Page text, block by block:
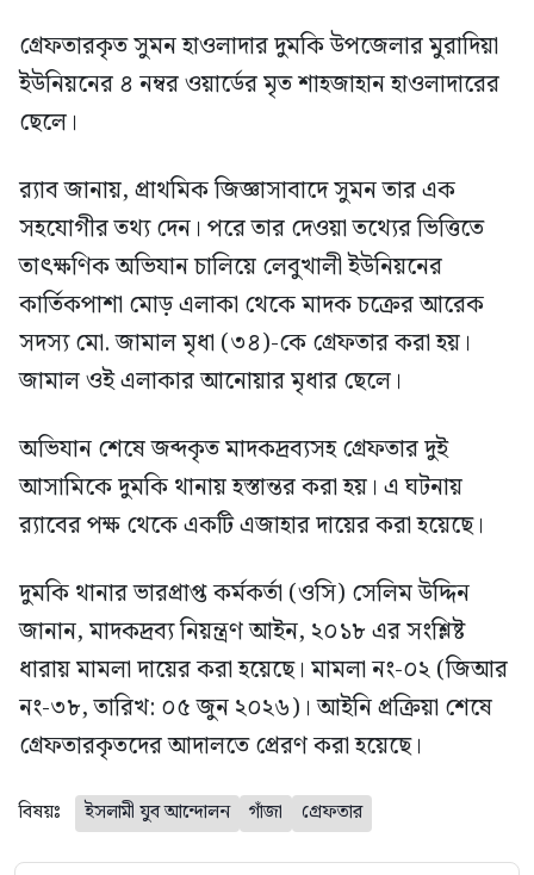
গ্রেফতারকৃত সুমন হাওলাদার দুমকি উপজেলার মুরাদিয়া
ইউনিয়নের ৪ নম্বর ওয়ার্ডের মৃত শাহজাহান হাওলাদারের
ছেলে।
র‍্যাব জানায়, প্রাথমিক জিজ্ঞাসাবাদে সুমন তার এক
সহযোগীর তথ্য দেন। পরে তার দেওয়া তথ্যের ভিত্তিতে
তাৎক্ষণিক অভিযান চালিয়ে লেবুখালী ইউনিয়নের
কার্তিকপাশা মোড় এলাকা থেকে মাদক চক্রের আরেক
সদস্য মো. জামাল মৃধা (৩৪)-কে গ্রেফতার করা হয়।
জামাল ওই এলাকার আনোয়ার মৃধার ছেলে।
অভিযান শেষে জব্দকৃত মাদকদ্রব্যসহ গ্রেফতার দুই
আসামিকে দুমকি থানায় হস্তান্তর করা হয়। এ ঘটনায়
র‍্যাবের পক্ষ থেকে একটি এজাহার দায়ের করা হয়েছে।
দুমকি থানার ভারপ্রাপ্ত কর্মকর্তা (ওসি) সেলিম উদ্দিন
জানান, মাদকদ্রব্য নিয়ন্ত্রণ আইন, ২০১৮ এর সংশ্লিষ্ট
ধারায় মামলা দায়ের করা হয়েছে। মামলা নং-০২ (জিআর
নং-৩৮, তারিখ: ০৫ জুন ২০২৬)। আইনি প্রক্রিয়া শেষে
গ্রেফতারকৃতদের আদালতে প্রেরণ করা হয়েছে।
বিষয়ঃ ইসলামী যুব আন্দোলন গাঁজা গ্রেফতার